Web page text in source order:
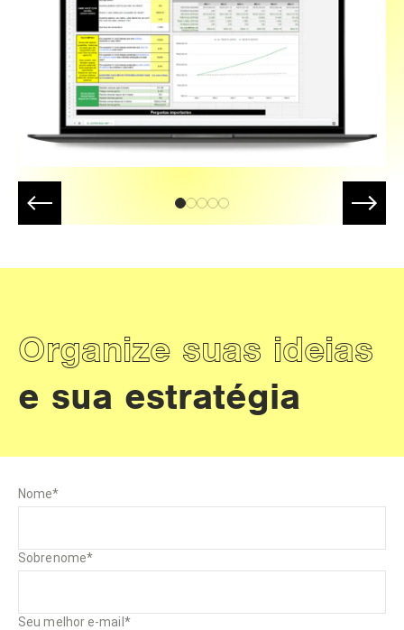
Organize suas ideias
e sua estratégia
Nome*
Sobrenome*
Seu melhor e-mail *